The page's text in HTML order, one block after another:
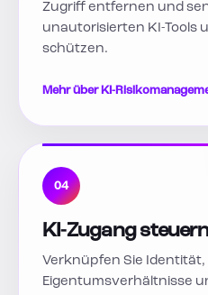
Zugriff entfernen und
unautorisierten KI-Tools
schützen.
Mehr über KI-
04
KI-Zugang steuern
Verknüpfen Sie
Eigentumsverhältnisse